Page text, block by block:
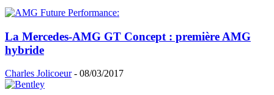
La Mercedes-AMG GT Concept : première AMG
hybride
Charles Jolicoeur - 08/03/2017